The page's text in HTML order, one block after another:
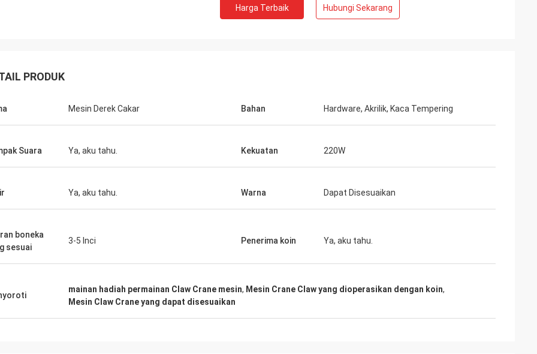
Harga Terbaik Hubungi Sekarang
PRODUK
Mesin Derek Cakar Bahan Hardware, Akrilik, Kaca Tempering
Suara Ya, aku tahu. Kekuatan 220W
Ya, aku tahu. Warna Dapat Disesuaikan
boneka
sesuai
3-5 Inci Penerima koin Ya, aku tahu.
mainan hadiah permainan Claw Crane mesin, Mesin Crane Claw yang dioperasikan dengan koin,
Mesin Claw Crane yang dapat disesuaikan